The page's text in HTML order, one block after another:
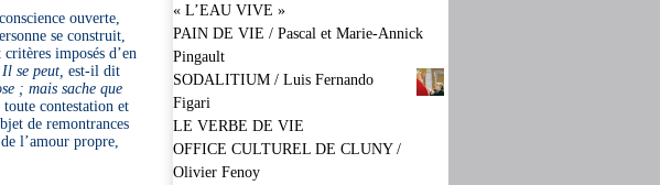
ouverte,
se construit,
imposés d’en
se peut, est-il dit
; mais sache que
contestation et
de remontrances
l’amour propre,
« L’EAU VIVE »
PAIN DE VIE / Pascal et Marie-Annick
Pingault
SODALITIUM / Luis Fernando
Figari
LE VERBE DE VIE
OFFICE CULTUREL DE CLUNY /
Olivier Fenoy